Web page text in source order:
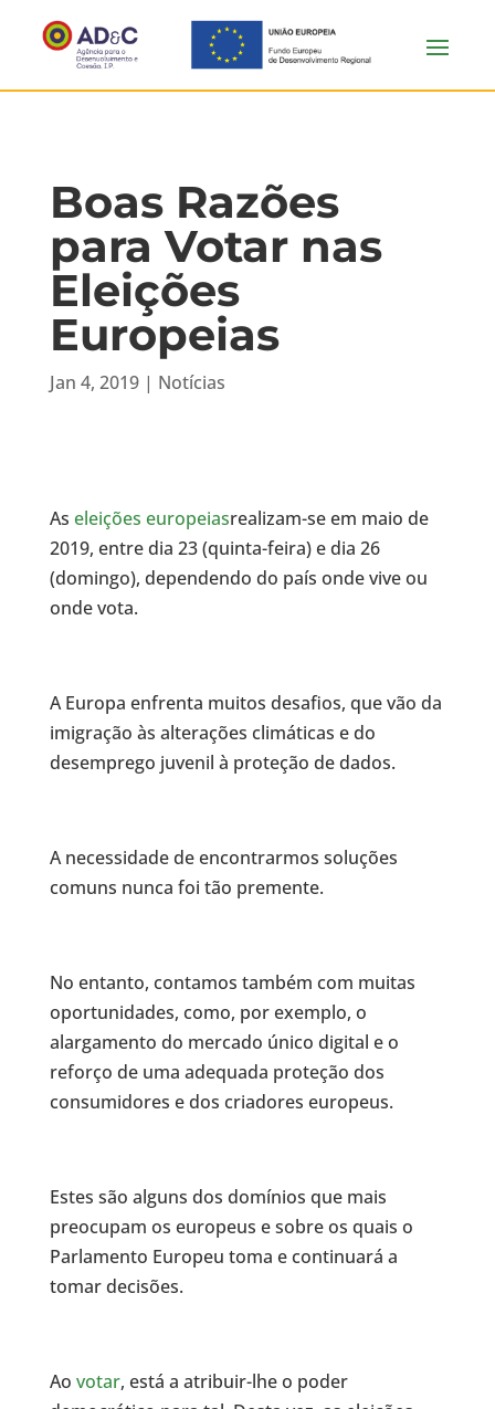
Boas Razões
para Votar nas
Eleições
Europeias
Jan 4, 2019| Notícias
As eleições europeiasrealizam-se em maio de
2019, entre dia 23 (quinta-feira) e dia 26
(domingo), dependendo do país onde vive ou
onde vota.
A Europa enfrenta muitos desafios, que vão da
imigração às alterações climáticas e do
desemprego juvenil à proteção de dados.
A necessidade de encontrarmos soluções
comuns nunca foi tão premente.
No entanto, contamos também com muitas
oportunidades, como, por exemplo, o
alargamento do mercado único digital e o
reforço de uma adequada proteção dos
consumidores e dos criadores europeus.
Estes são alguns dos domínios que mais
preocupam os europeus e sobre os quais o
Parlamento Europeu toma e continuará a
tomar decisões.
Ao votar, está a atribuir-lhe o poder